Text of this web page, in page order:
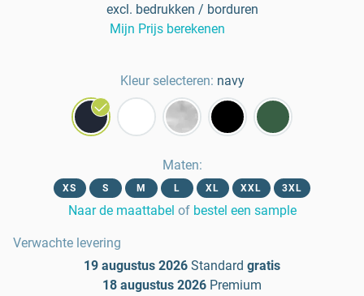
excl. bedrukken / borduren
Mijn Prijs berekenen
Kleur selecteren: navy
Maten:
XS S M L XL XXL 3XL
Naar de maattabel of bestel een sample
Verwachte levering
19 augustus 2026 Standard gratis
18 augustus 2026 Premium